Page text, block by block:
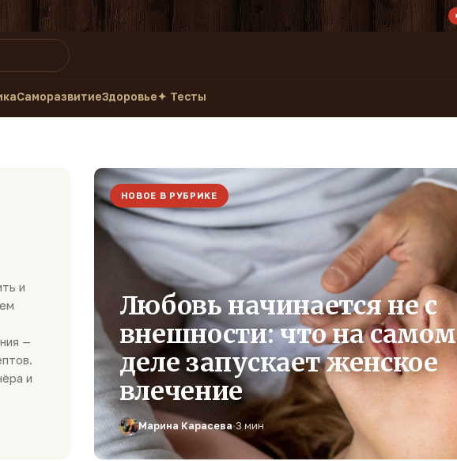
СаморазвитиеЗдоровье✦ Тесты
и
—
и
НОВОЕ В РУБРИКЕ
Любовь начинается не с
внешности: что на самом
деле запускает женское
влечение
Марина Карасева·3 мин